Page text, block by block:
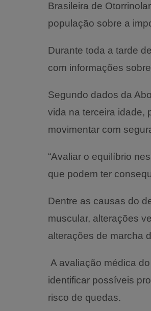
Brasileira de
população sobre a
Durante toda a tarde
com informações
Segundo dados da
vida na terceira idade,
movimentar com
“Avaliar o equilíbrio
que podem ter
Dentre as causas do
muscular, alterações
alterações de marcha
A avaliação médica
identificar possíveis
risco de quedas.